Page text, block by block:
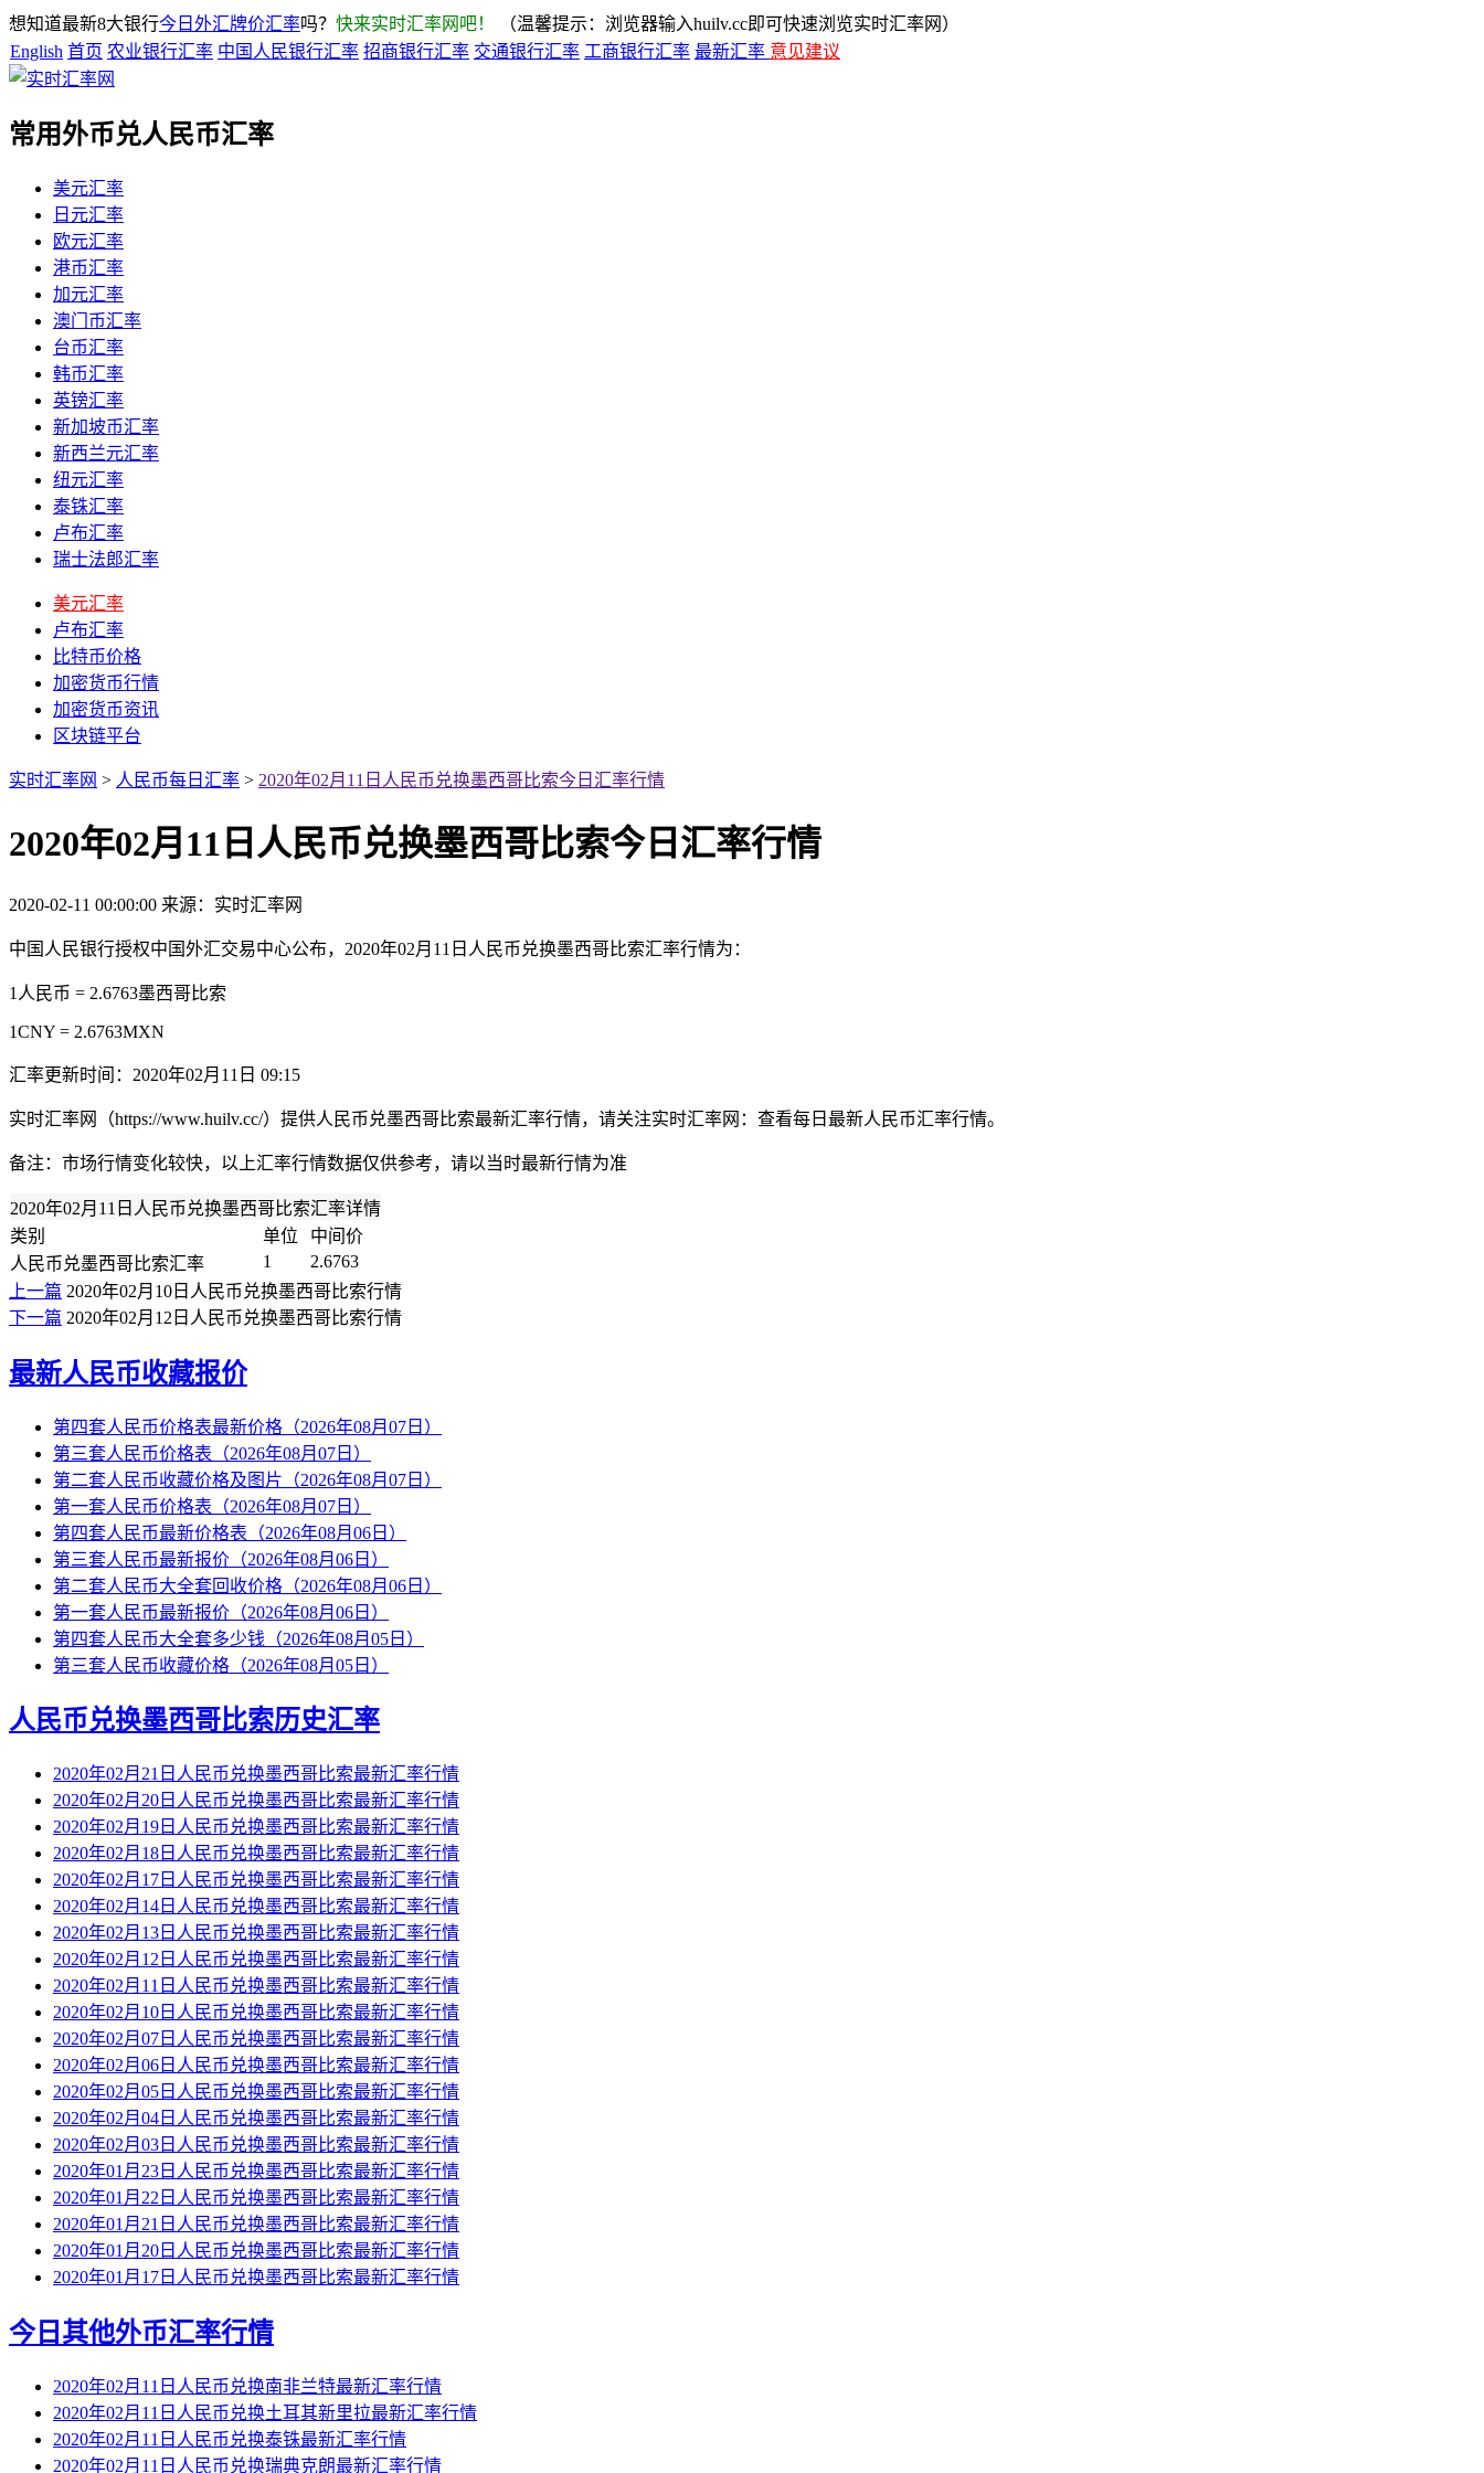
想知道最新8大银行今日外汇牌价汇率吗？ 快来实时汇率网吧！
（温馨提示：浏览器输入huilv.cc即可快速浏览实时汇率网）
English 首页 农业银行汇率 中国人民银行汇率 招商银行汇率 交通银行汇率 工商银行汇率 最新汇率 意见建议
常用外币兑人民币汇率
美元汇率
日元汇率
欧元汇率
港币汇率
加元汇率
澳门币汇率
台币汇率
韩币汇率
英镑汇率
新加坡币汇率
新西兰元汇率
纽元汇率
泰铢汇率
卢布汇率
瑞士法郎汇率
美元汇率
卢布汇率
比特币价格
加密货币行情
加密货币资讯
区块链平台
实时汇率网 > 人民币每日汇率 > 2020年02月11日人民币兑换墨西哥比索今日汇率行情
2020年02月11日人民币兑换墨西哥比索今日汇率行情
2020-02-11 00:00:00 来源：实时汇率网
中国人民银行授权中国外汇交易中心公布，2020年02月11日人民币兑换墨西哥比索汇率行情为：
1人民币 = 2.6763墨西哥比索
1CNY = 2.6763MXN
汇率更新时间：2020年02月11日 09:15
实时汇率网（https://www.huilv.cc/）提供人民币兑墨西哥比索最新汇率行情，请关注实时汇率网：查看每日最新人民币汇率行情。
备注：市场行情变化较快，以上汇率行情数据仅供参考，请以当时最新行情为准
2020年02月11日人民币兑换墨西哥比索汇率详情
类别
单位
中间价
人民币兑墨西哥比索汇率
1
2.6763
上一篇 2020年02月10日人民币兑换墨西哥比索行情
下一篇 2020年02月12日人民币兑换墨西哥比索行情
最新人民币收藏报价
第四套人民币价格表最新价格（2026年08月07日）
第三套人民币价格表（2026年08月07日）
第二套人民币收藏价格及图片（2026年08月07日）
第一套人民币价格表（2026年08月07日）
第四套人民币最新价格表（2026年08月06日）
第三套人民币最新报价（2026年08月06日）
第二套人民币大全套回收价格（2026年08月06日）
第一套人民币最新报价（2026年08月06日）
第四套人民币大全套多少钱（2026年08月05日）
第三套人民币收藏价格（2026年08月05日）
人民币兑换墨西哥比索历史汇率
2020年02月21日人民币兑换墨西哥比索最新汇率行情
2020年02月20日人民币兑换墨西哥比索最新汇率行情
2020年02月19日人民币兑换墨西哥比索最新汇率行情
2020年02月18日人民币兑换墨西哥比索最新汇率行情
2020年02月17日人民币兑换墨西哥比索最新汇率行情
2020年02月14日人民币兑换墨西哥比索最新汇率行情
2020年02月13日人民币兑换墨西哥比索最新汇率行情
2020年02月12日人民币兑换墨西哥比索最新汇率行情
2020年02月11日人民币兑换墨西哥比索最新汇率行情
2020年02月10日人民币兑换墨西哥比索最新汇率行情
2020年02月07日人民币兑换墨西哥比索最新汇率行情
2020年02月06日人民币兑换墨西哥比索最新汇率行情
2020年02月05日人民币兑换墨西哥比索最新汇率行情
2020年02月04日人民币兑换墨西哥比索最新汇率行情
2020年02月03日人民币兑换墨西哥比索最新汇率行情
2020年01月23日人民币兑换墨西哥比索最新汇率行情
2020年01月22日人民币兑换墨西哥比索最新汇率行情
2020年01月21日人民币兑换墨西哥比索最新汇率行情
2020年01月20日人民币兑换墨西哥比索最新汇率行情
2020年01月17日人民币兑换墨西哥比索最新汇率行情
今日其他外币汇率行情
2020年02月11日人民币兑换南非兰特最新汇率行情
2020年02月11日人民币兑换土耳其新里拉最新汇率行情
2020年02月11日人民币兑换泰铢最新汇率行情
2020年02月11日人民币兑换瑞典克朗最新汇率行情